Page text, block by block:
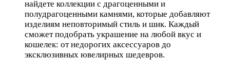
найдете коллекции с драгоценными и
полудрагоценными камнями, которые добавляют
изделиям неповторимый стиль и шик. Каждый
сможет подобрать украшение на любой вкус и
кошелек: от недорогих аксессуаров до
эксклюзивных ювелирных шедевров.